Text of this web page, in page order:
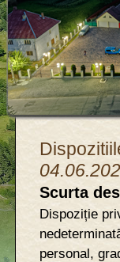
Scurta
Dispoziție
personal,